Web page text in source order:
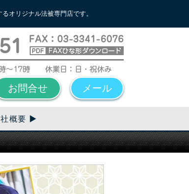
オリジナル法被専門店です。
お問合せ メール
概要